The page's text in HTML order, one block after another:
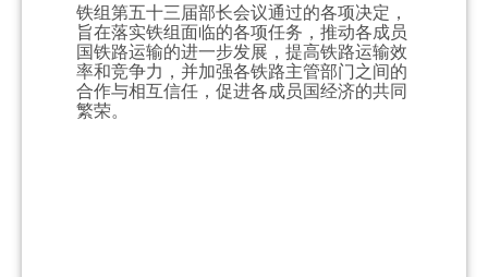
铁组第五十三届部长会议通过的各项决定，
旨在落实铁组面临的各项任务，推动各成员
国铁路运输的进一步发展，提高铁路运输效
率和竞争力，并加强各铁路主管部门之间的
合作与相互信任，促进各成员国经济的共同
繁荣。